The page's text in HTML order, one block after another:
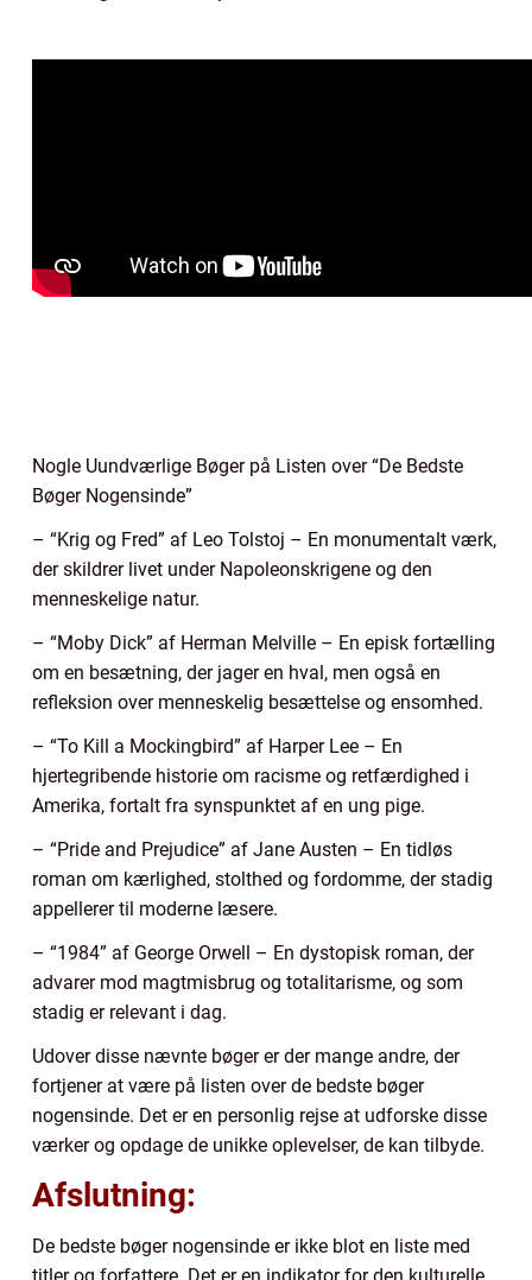
Nogle Uundværlige Bøger på Listen over “De Bedste
Bøger Nogensinde”
– “Krig og Fred” af Leo Tolstoj – En monumentalt værk,
der skildrer livet under Napoleonskrigene og den
menneskelige natur.
– “Moby Dick” af Herman Melville – En episk fortælling
om en besætning, der jager en hval, men også en
refleksion over menneskelig besættelse og ensomhed.
– “To Kill a Mockingbird” af Harper Lee – En
hjertegribende historie om racisme og retfærdighed i
Amerika, fortalt fra synspunktet af en ung pige.
– “Pride and Prejudice” af Jane Austen – En tidløs
roman om kærlighed, stolthed og fordomme, der stadig
appellerer til moderne læsere.
– “1984” af George Orwell – En dystopisk roman, der
advarer mod magtmisbrug og totalitarisme, og som
stadig er relevant i dag.
Udover disse nævnte bøger er der mange andre, der
fortjener at være på listen over de bedste bøger
nogensinde. Det er en personlig rejse at udforske disse
værker og opdage de unikke oplevelser, de kan tilbyde.
Afslutning:
De bedste bøger nogensinde er ikke blot en liste med
titler og forfattere. Det er en indikator for den kulturelle